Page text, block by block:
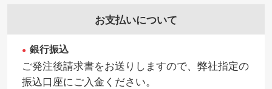
お支払いについて
銀行振込
ご発注後請求書をお送りしますので、弊社指定の
振込口座にご入金ください。